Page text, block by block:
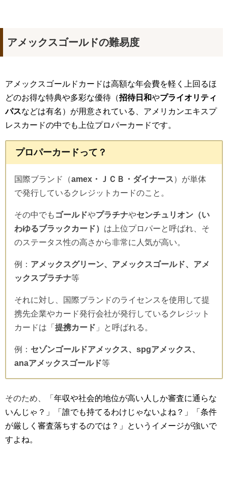
アメックスゴールドの難易度
アメックスゴールドカードは高額な年会費を軽く上回るほ
どのお得な特典や多彩な優待（招待日和やプライオリティ
パスなどは有名）が用意されている、アメリカンエキスプ
レスカードの中でも上位プロパーカードです。
プロパーカードって？
国際ブランド（amex・ＪＣＢ・ダイナース）が単体
で発行しているクレジットカードのこと。
その中でも ゴールドやプラチナやセンチュリオン（い
わゆるブラックカード） は上位プロパーと呼ばれ、そ
のステータス性の高さから非常に人気が高い。
例： アメックスグリーン、アメックスゴールド、アメ
ックスプラチナ等
それに対し、国際ブランドのライセンスを使用して提
携先企業やカード発行会社が発行しているクレジット
カードは「 提携カード 」と呼ばれる。
例： セゾンゴールドアメックス、spgアメックス、
anaアメックスゴールド等
そのため、「 年収や社会的地位が高い人しか審査に通らな
いんじゃ？」「誰でも持てるわけじゃないよね？」「条件
が厳しく審査落ちするのでは？」というイメージが強いで
すよね。